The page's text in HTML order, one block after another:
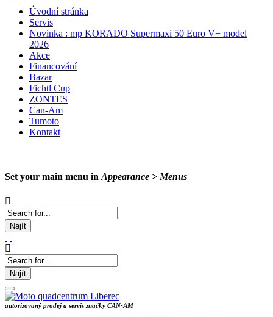
Úvodní stránka
Servis
Novinka : mp KORADO Supermaxi 50 Euro V+ model
2026
Akce
Financování
Bazar
Fichtl Cup
ZONTES
Can-Am
Tumoto
Kontakt
Set your main menu in Appearance > Menus
Najít
Najít
autorizovaný prodej a servis značky CAN-AM